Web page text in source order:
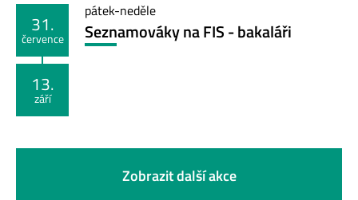
31.
července
13.
září
pátek-neděle
Seznamováky na FIS - bakaláři
Zobrazit další akce